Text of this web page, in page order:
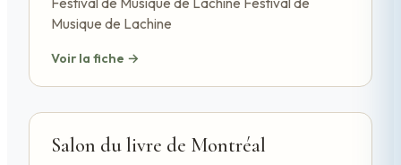
Musique de Lachine
Voir la fiche →
Salon du livre de Montréal